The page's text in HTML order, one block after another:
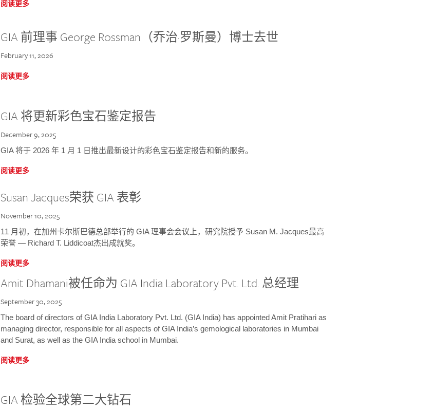
阅读更多
GIA 前理事 George Rossman（乔治·罗斯曼）博士去世
February 11, 2026
阅读更多
GIA 将更新彩色宝石鉴定报告
December 9, 2025
GIA 将于 2026 年 1 月 1 日推出最新设计的彩色宝石鉴定报告和新的服务。
阅读更多
Susan Jacques荣获 GIA 表彰
November 10, 2025
11 月初，在加州卡尔斯巴德总部举行的 GIA 理事会会议上，研究院授予 Susan M. Jacques最高
荣誉 — Richard T. Liddicoat杰出成就奖。
阅读更多
Amit Dhamani被任命为 GIA India Laboratory Pvt. Ltd. 总经理
September 30, 2025
The board of directors of GIA India Laboratory Pvt. Ltd. (GIA India) has appointed Amit Pratihari as
managing director, responsible for all aspects of GIA India’s gemological laboratories in Mumbai
and Surat, as well as the GIA India school in Mumbai.
阅读更多
GIA 检验全球第二大钻石